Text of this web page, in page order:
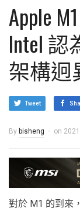
Apple
Intel
架構迥
Tweet
By bisheng on
對於 M1 的到來